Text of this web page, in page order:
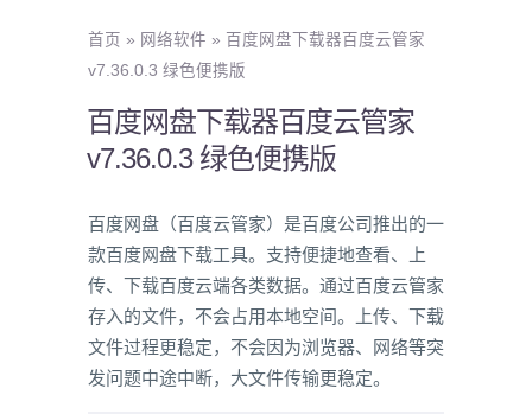
首页 » 网络软件 » 百度网盘下载器百度云管家
v7.36.0.3 绿色便携版
百度网盘下载器百度云管家
v7.36.0.3 绿色便携版
百度网盘（百度云管家）是百度公司推出的一
款百度网盘下载工具。支持便捷地查看、上
传、下载百度云端各类数据。通过百度云管家
存入的文件，不会占用本地空间。上传、下载
文件过程更稳定，不会因为浏览器、网络等突
发问题中途中断，大文件传输更稳定。